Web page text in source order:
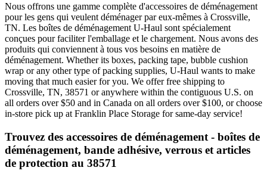
Nous offrons une gamme complète d'accessoires de déménagement
pour les gens qui veulent déménager par eux-mêmes à Crossville,
TN. Les boîtes de déménagement U-Haul sont spécialement
conçues pour faciliter l'emballage et le chargement. Nous avons des
produits qui conviennent à tous vos besoins en matière de
déménagement. Whether its boxes, packing tape, bubble cushion
wrap or any other type of packing supplies, U-Haul wants to make
moving that much easier for you. We offer free shipping to
Crossville, TN, 38571 or anywhere within the contiguous U.S. on
all orders over $50 and in Canada on all orders over $100, or choose
in-store pick up at Franklin Place Storage for same-day service!
Trouvez des accessoires de déménagement - boîtes de
déménagement, bande adhésive, verrous et articles
de protection au 38571